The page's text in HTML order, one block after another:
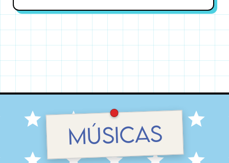
MÚSICAS